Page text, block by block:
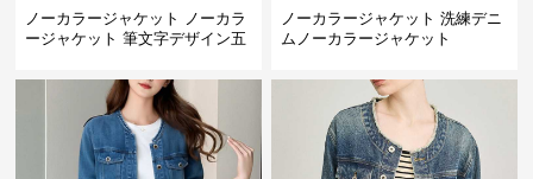
ノーカラージャケット ノーカラ
ージャケット 筆文字デザイン五
ノーカラージャケット 洗練デニ
ムノーカラージャケット